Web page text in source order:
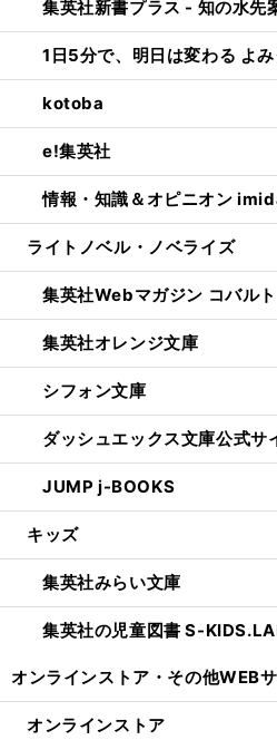
集英社新書プラス - 知の水先
1日5分で、明日は変わる よ
kotoba
e!集英社
情報・知識＆オピニオン
ライトノベル・ノベライズ
集英社Webマガジン コバルト
集英社オレンジ文庫
シフォン文庫
ダッシュエックス文庫公式サ
JUMP j-BOOKS
キッズ
集英社みらい文庫
集英社の児童図書 S-
オンラインストア・ その他WEB
オンラインストア